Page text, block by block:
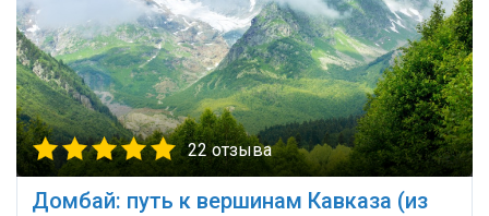
22 отзыва
Домбай: путь к вершинам Кавказа (из